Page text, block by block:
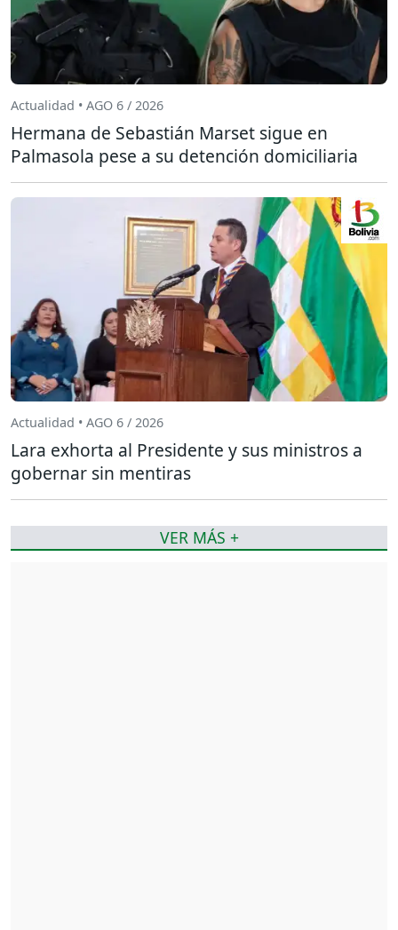
Actualidad • AGO 6 / 2026
Hermana de Sebastián Marset sigue en
Palmasola pese a su detención domiciliaria
Actualidad • AGO 6 / 2026
Lara exhorta al Presidente y sus ministros a
gobernar sin mentiras
VER MÁS +